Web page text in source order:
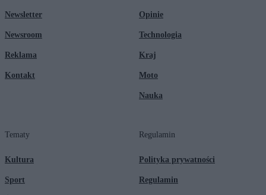
Newsletter
Newsroom
Reklama
Kontakt
Opinie
Technologia
Kraj
Moto
Nauka
Tematy
Kultura
Sport
Regulamin
Polityka prywatności
Regulamin